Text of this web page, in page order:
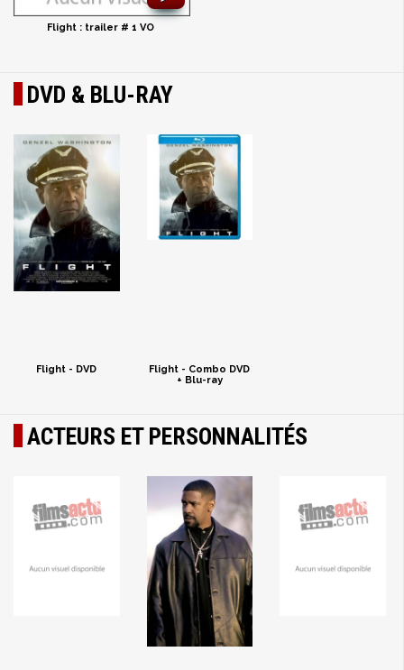
Flight : trailer # 1 VO
DVD & BLU-RAY
Flight - DVD
Flight - Combo DVD
+ Blu-ray
ACTEURS ET PERSONNALITÉS